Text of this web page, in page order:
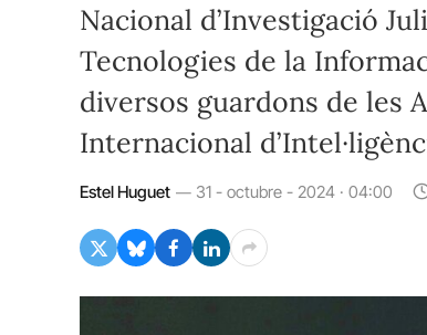
Nacional d’Investigació
Tecnologies de la
diversos guardons de les
Internacional
Estel Huguet 31 - octubre - 2024 · 04:00